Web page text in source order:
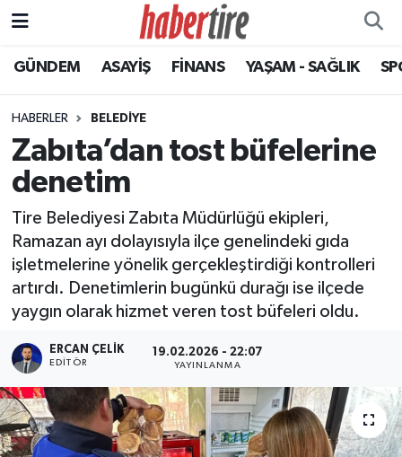
GÜNDEM ASAYİŞ FİNANS YAŞAM - SAĞLIK
HABERLER BELEDİYE
Zabıta’dan tost büfelerine
denetim
Tire Belediyesi Zabıta Müdürlüğü ekipleri,
Ramazan ayı dolayısıyla ilçe genelindeki gıda
işletmelerine yönelik gerçekleştirdiği kontrolleri
artırdı. Denetimlerin bugünkü durağı ise ilçede
yaygın olarak hizmet veren tost büfeleri oldu.
ERCAN ÇELIK
EDITÖR
19.02.2026 - 22:07
YAYINLANMA
Tire Nöbetçi Eczaneler
Tire Hava Durumu
Tire Trafik Yoğunluk Haritası
Tüm Manşetler
Son Dakika Haberleri
Haber Arşivi